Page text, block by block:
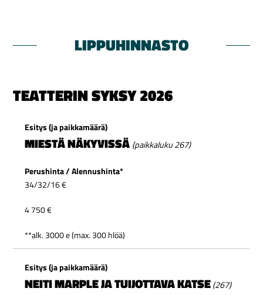
LIPPUHINNASTO
TEATTERIN SYKSY 2026
ESITYKSET
PERUSHINTA
/
ALENNUSHINTA*
YKSITYISNÄYTÄNTÖ
KIERTUENÄYTÄNTÖ
MIESTÄ NÄKYVISSÄ (paikkaluku 267)
34/32/16 €
4 750 €
**alk.3000e(max.300 hlöä)
NEITI MARPLE JA TUIJOTTAVA KATSE(267)